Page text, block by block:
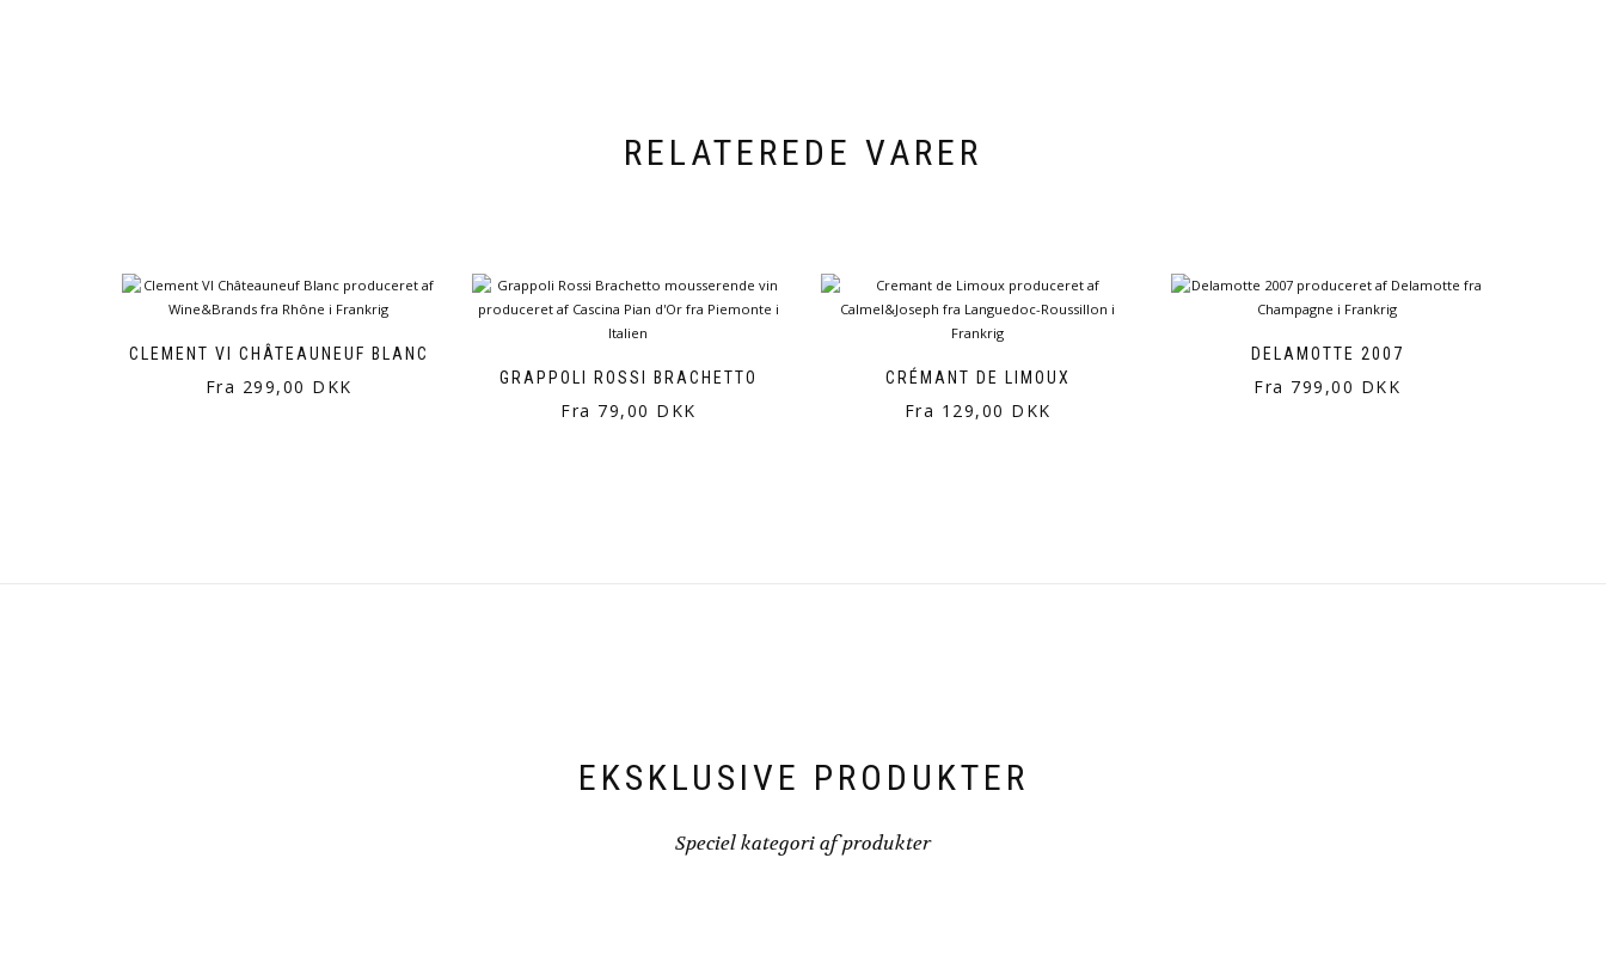
RELATEREDE VARER
CLEMENT VI CHÂTEAUNEUF BLANC
Fra 299,00 DKK GRAPPOLI ROSSI BRACHETTO
Fra 79,00 DKK
CRÉMANT DE LIMOUX
Fra 129,00 DKK
DELAMOTTE 2007
Fra 799,00 DKK
EKSKLUSIVE PRODUKTER
Speciel kategori af produkter